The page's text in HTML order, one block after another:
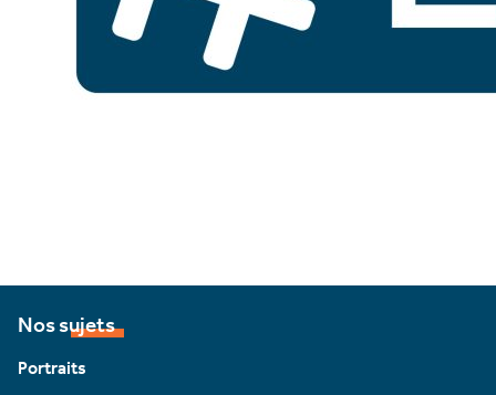
Nos sujets
Portraits